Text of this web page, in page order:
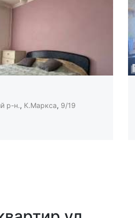
р-н., К.Маркса, 9/19